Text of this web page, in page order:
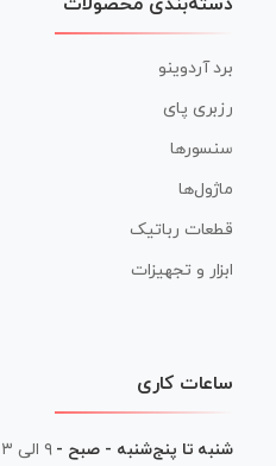
برد آردوینو
رزبری پای
سنسورها
ماژول‌ها
قطعات رباتیک
ابزار و تجهیزات
ساعات کاری
شنبه تا پنج‌شنبه - صبح - ۹ الی ۱۳